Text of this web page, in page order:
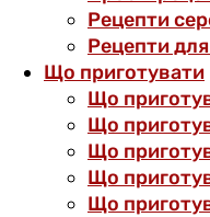
Рецепти
Рецепти
Що приготувати
Що
Що
Що
Що
Що